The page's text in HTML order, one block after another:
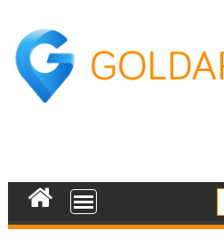
content